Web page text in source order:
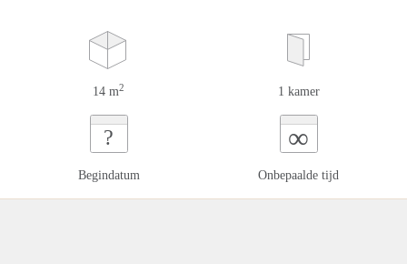
14 m2 1 kamer
?
Begindatum
∞
Onbepaalde tijd